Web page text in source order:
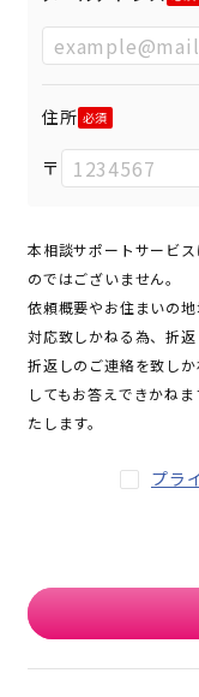
住所
〒
本相談サポートサービ
のではございません。
依頼概要やお住まいの
対応致しかねる為、折
折返しのご連絡を致し
してもお答えできかね
たします。
プラ